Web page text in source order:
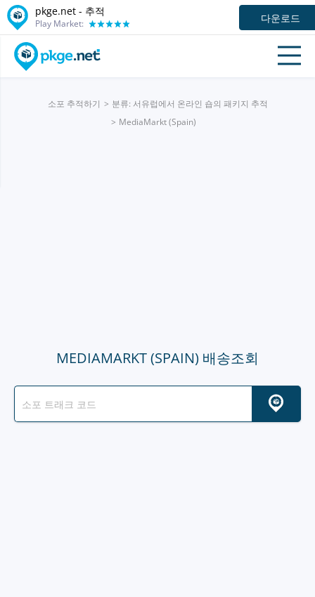
pkge.net - 추적
Play Market: 다운로드
소포 추적하기
분류: 서유럽에서 온라인 숍의 패키지 추적
MediaMarkt (Spain)
MEDIAMARKT (SPAIN) 배송조회